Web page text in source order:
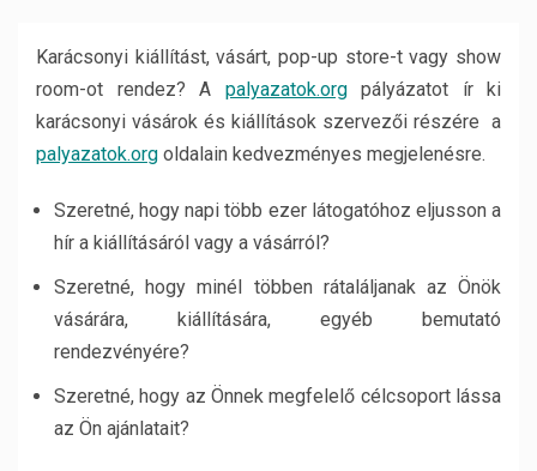
Karácsonyi kiállítást, vásárt, pop-up store-t vagy show
room-ot rendez? A palyazatok.orgpályázatot ír ki
karácsonyi vásárok és kiállítások szervezői részére a
palyazatok.org oldalain kedvezményes megjelenésre.
Szeretné, hogy napi több ezer látogatóhoz eljusson a
hír a kiállításáról vagy a vásárról?
Szeretné, hogy minél többen rátaláljanak az Önök
vásárára, kiállítására, egyéb bemutató
rendezvényére?
Szeretné, hogy az Önnek megfelelő célcsoport lássa
az Ön ajánlatait?